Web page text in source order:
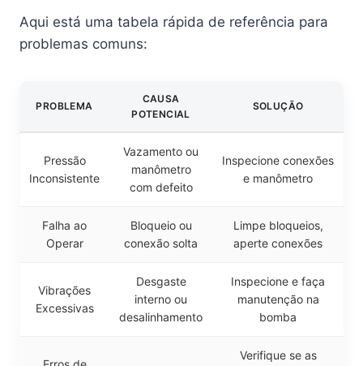
Aqui está uma tabela rápida de referência para
problemas comuns:
PROBLEMA
CAUSA
POTENCIAL
SOLUÇÃO
Pressão
Inconsistente
Vazamento ou
manômetro
com defeito
Inspecione conexões
e manômetro
Falha ao
Operar
Bloqueio ou
conexão solta
Limpe bloqueios,
aperte conexões
Vibrações
Excessivas
Desgaste
interno ou
desalinhamento
Inspecione e faça
manutenção na
bomba
Verifique se as